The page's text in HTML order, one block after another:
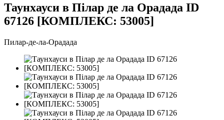
Таунхауси в Пілар де ла Орадада ID
67126 [КОМПЛЕКС: 53005]
Пилар-де-ла-Орадада